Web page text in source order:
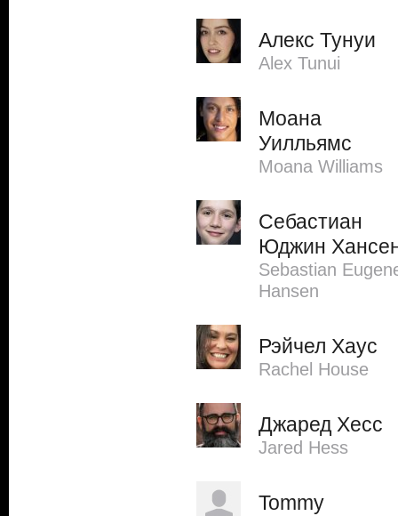
Алекс Тунуи
Alex Tunui
Моана
Уилльямс
Moana Williams
Себастиан
Юджин
Sebastian
Hansen
Рэйчел Хаус
Rachel House
Джаред Хесс
Jared Hess
Tommy